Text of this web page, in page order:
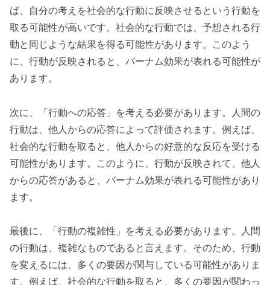
ば、自分の考えを社会的な行動に反映させるという行動を
取る可能性が高いです。社会的な行動では、予想される行
動と同じような結果を得る可能性があります。このよう
に、行動が反映されると、バーナム効果が表れる可能性が
あります。
次に、「行動への応答」を考える必要があります。人間の
行動は、他人からの応答によって評価されます。例えば、
社会的な行動を取ると、他人からの好意的な反応を受ける
可能性があります。このように、行動が反映されて、他人
からの応答があると、バーナム効果が表れる可能性があり
ます。
最後に、「行動の複雑性」を考える必要があります。人間
の行動は、複雑なものであると言えます。そのため、行動
を変えるには、多くの要因が関与している可能性がありま
す。例えば、社会的な行動を取ると、多くの要因が関わっ